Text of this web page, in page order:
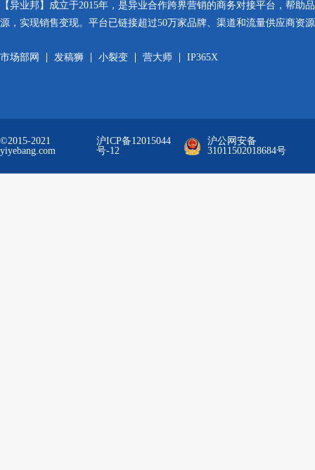
【异业邦】成立于2015年，是异业合作跨界营销的商务对接平台，帮助
源，实现销售变现。平台已链接超过50万家品牌、渠道和流量供应商资
市场部网 发稿狮 小裂变 营大师 IP365X
©2015-2021
yiyebang.com
沪ICP备12015044
号-12
沪公网安备
31011502018684号